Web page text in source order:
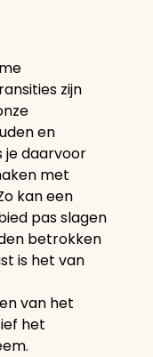
zijn
en
je daarvoor
met
kan een
pas slagen
betrokken
is het van
van het
het